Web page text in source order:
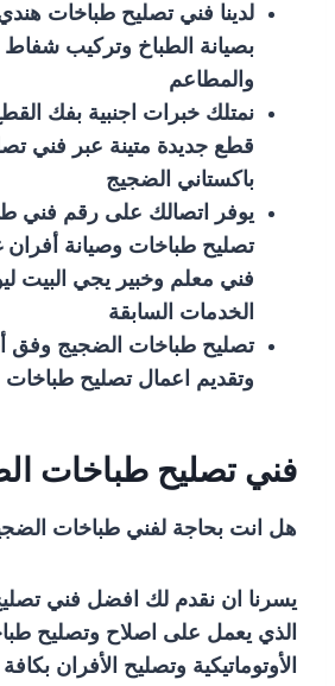
لدينا فني تصليح طباخات
بصيانة الطباخ وتركيب شفاط
والمطاعم
نمتلك خبرات اجنبية بفك
قطع جديدة متينة عبر فني
باكستاني الضجيج
يوفر اتصالك على رقم فني
تصليح طباخات وصيانة أفران
فني معلم وخبير يجي البيت
الخدمات السابقة
تصليح طباخات الضجيج وفق
وتقديم اعمال تصليح طباخات
فني تصليح طباخات
هل انت بحاجة لفني طباخات
يسرنا ان نقدم لك افضل فني
الذي يعمل على اصلاح وتصليح
الأوتوماتيكية وتصليح الأفران